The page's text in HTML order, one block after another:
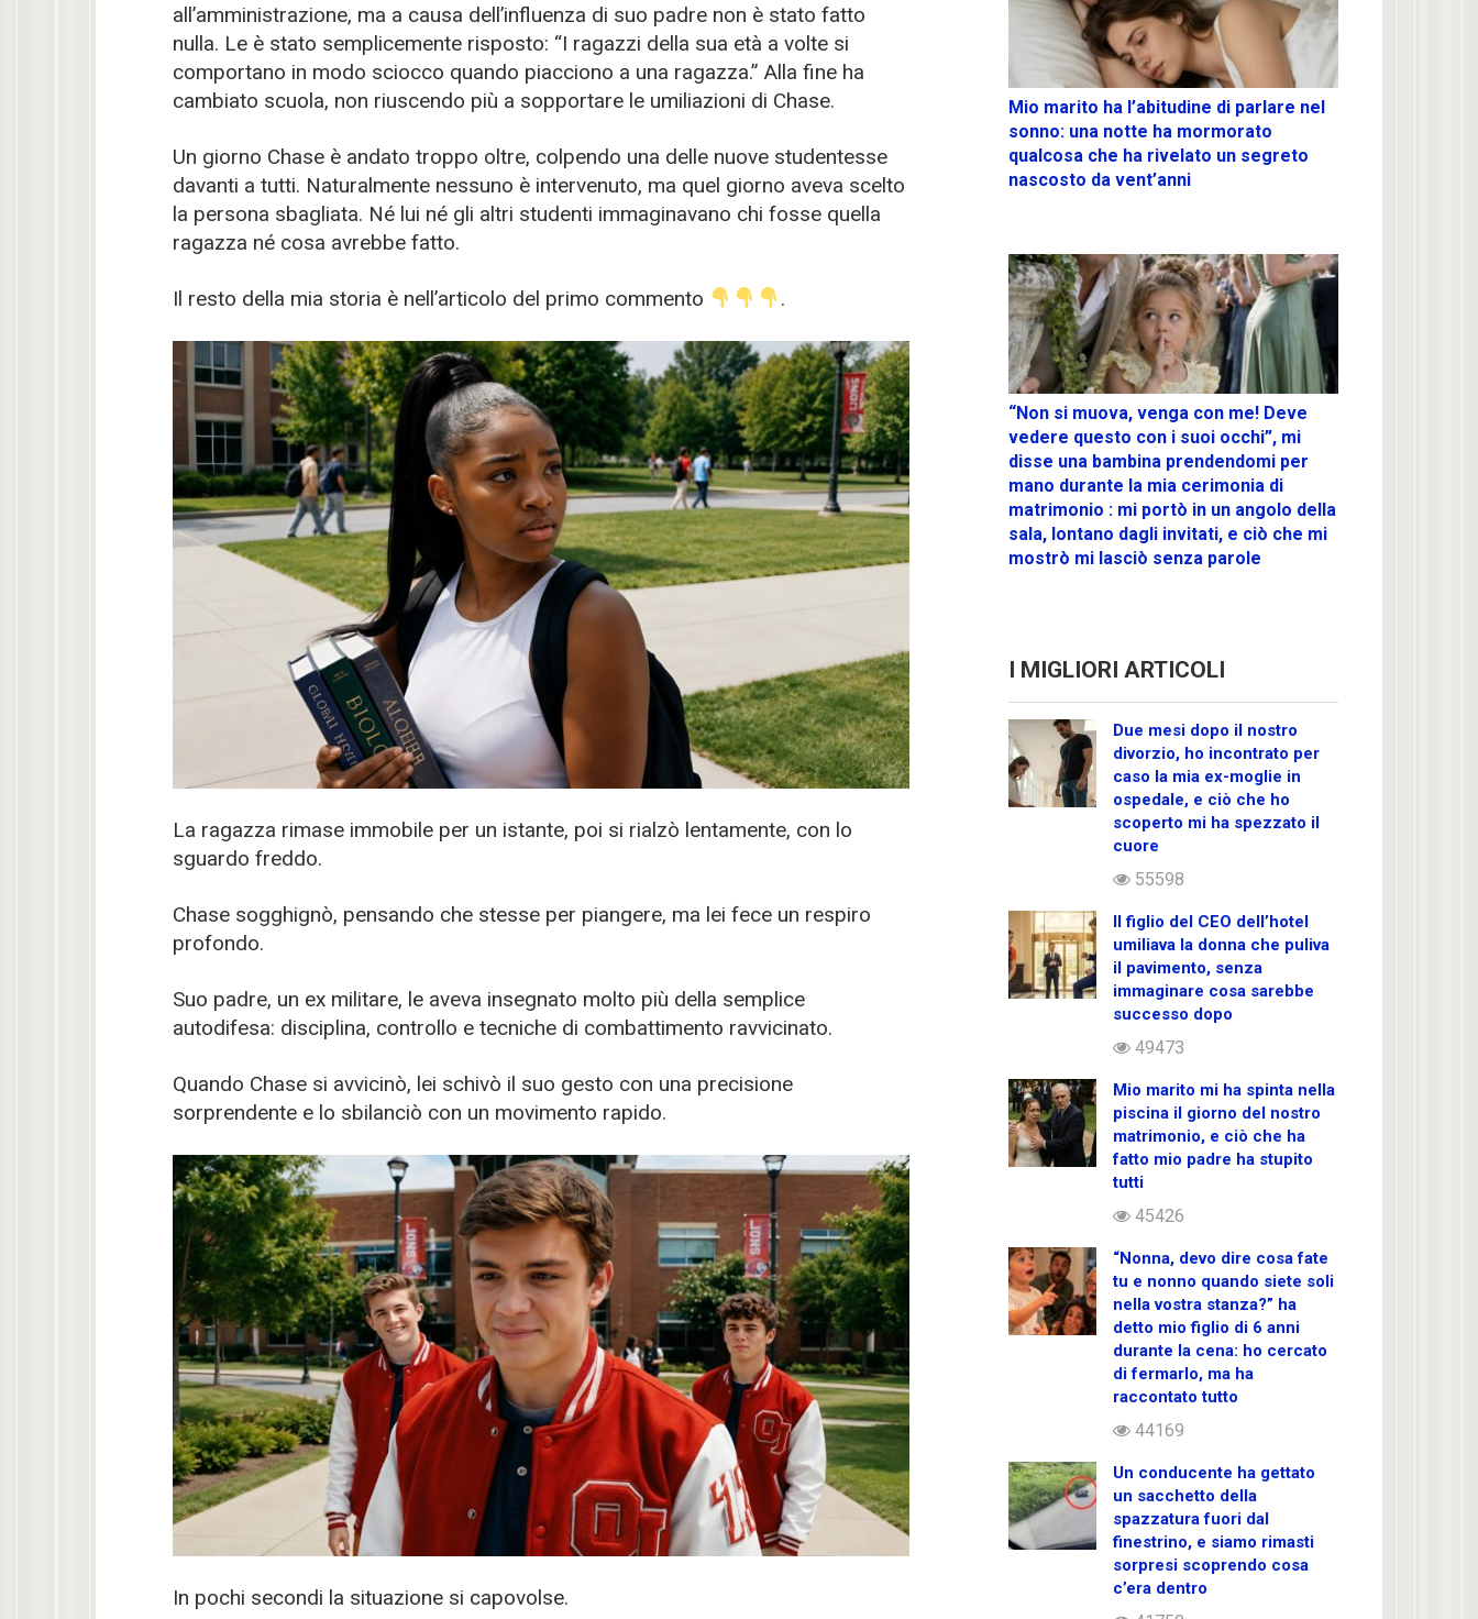
all’amministrazione, ma a causa dell’influenza di suo padre non è stato fatto
nulla. Le è stato semplicemente risposto: “I ragazzi della sua età a volte si
comportano in modo sciocco quando piacciono a una ragazza.” Alla fine ha
cambiato scuola, non riuscendo più a sopportare le umiliazioni di Chase.
Un giorno Chase è andato troppo oltre, colpendo una delle nuove studentesse
davanti a tutti. Naturalmente nessuno è intervenuto, ma quel giorno aveva scelto
la persona sbagliata. Né lui né gli altri studenti immaginavano chi fosse quella
ragazza né cosa avrebbe fatto.
Il resto della mia storia è nell’articolo del primo commento .
La ragazza rimase immobile per un istante, poi si rialzò lentamente, con lo
sguardo freddo.
Chase sogghignò, pensando che stesse per piangere, ma lei fece un respiro
profondo.
Suo padre, un ex militare, le aveva insegnato molto più della semplice
autodifesa: disciplina, controllo e tecniche di combattimento ravvicinato.
Quando Chase si avvicinò, lei schivò il suo gesto con una precisione
sorprendente e lo sbilanciò con un movimento rapido.
In pochi secondi la situazione si capovolse.
Mio marito ha l’abitudine di parlare nel
sonno: una notte ha mormorato
qualcosa che ha rivelato un segreto
nascosto da vent’anni
“Non si muova, venga con me! Deve
vedere questo con i suoi occhi”, mi
disse una bambina prendendomi per
mano durante la mia cerimonia di
matrimonio : mi portò in un angolo della
sala, lontano dagli invitati, e ciò che mi
mostrò mi lasciò senza parole
I MIGLIORI ARTICOLI
Due mesi dopo il nostro
divorzio, ho incontrato per
caso la mia ex-moglie in
ospedale, e ciò che ho
scoperto mi ha spezzato il
cuore
55598
Il figlio del CEO dell’hotel
umiliava la donna che puliva
il pavimento, senza
immaginare cosa sarebbe
successo dopo
49473
Mio marito mi ha spinta nella
piscina il giorno del nostro
matrimonio, e ciò che ha
fatto mio padre ha stupito
tutti
45426
“Nonna, devo dire cosa fate
tu e nonno quando siete soli
nella vostra stanza?” ha
detto mio figlio di 6 anni
durante la cena: ho cercato
di fermarlo, ma ha
raccontato tutto
44169
Un conducente ha gettato
un sacchetto della
spazzatura fuori dal
finestrino, e siamo rimasti
sorpresi scoprendo cosa
c’era dentro